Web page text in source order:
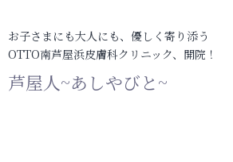
お子さまにも大人にも、優しく寄り添う
OTTO南芦屋浜皮膚科クリニック、開院！
芦屋人~あしやびと~